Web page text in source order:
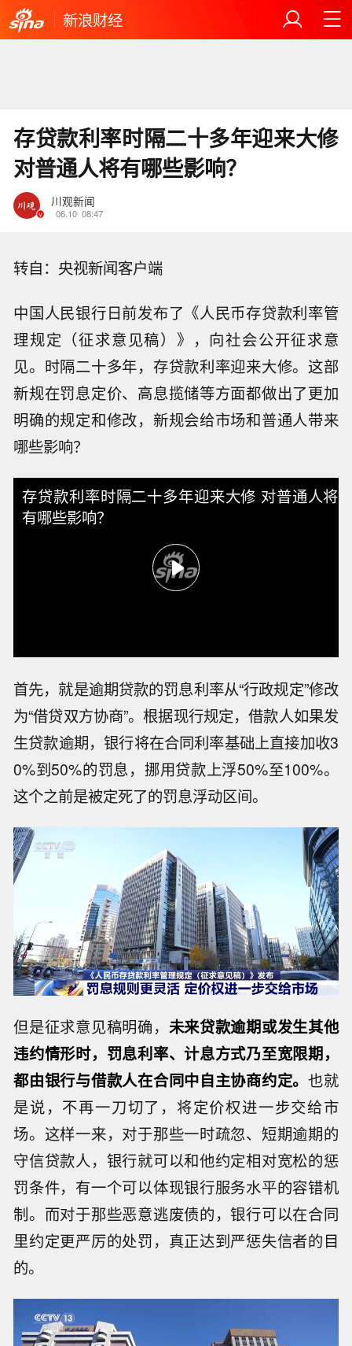
新浪财经
存贷款利率时隔二十多年迎来大修
对普通人将有哪些影响？
川观新闻
06.10 08:47
转自：央视新闻客户端
中国人民银行日前发布了《人民币存贷款利率管
理规定（征求意见稿）》，向社会公开征求意
见。时隔二十多年，存贷款利率迎来大修。这部
新规在罚息定价、高息揽储等方面都做出了更加
明确的规定和修改，新规会给市场和普通人带来
哪些影响？
存贷款利率时隔二十多年迎来大修 对普通人将
有哪些影响？
首先，就是逾期贷款的罚息利率从“行政规定”修改
为“借贷双方协商”。根据现行规定，借款人如果发
生贷款逾期，银行将在合同利率基础上直接加收3
0%到50%的罚息，挪用贷款上浮50%至100%。
这个之前是被定死了的罚息浮动区间。
但是征求意见稿明确， 未来贷款逾期或发生其他
违约情形时，罚息利率、计息方式乃至宽限期，
都由银行与借款人在合同中自主协商约定。也就
是说，不再一刀切了，将定价权进一步交给市
场。这样一来，对于那些一时疏忽、短期逾期的
守信贷款人，银行就可以和他约定相对宽松的惩
罚条件，有一个可以体现银行服务水平的容错机
制。而对于那些恶意逃废债的，银行可以在合同
里约定更严厉的处罚，真正达到严惩失信者的目
的。